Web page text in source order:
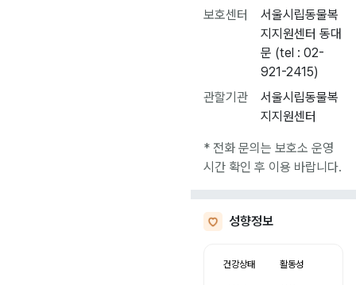
보호센터
서울시립동물복
지지원센터 동대
문 (tel : 02-
921-2415)
관할기관
서울시립동물복
지지원센터
* 전화 문의는 보호소 운영
시간 확인 후 이용 바랍니다.
성향정보
건강상태 활동성